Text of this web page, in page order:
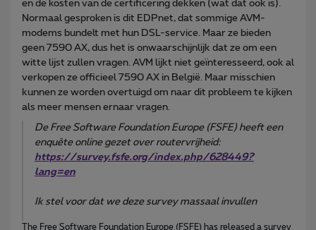
en de kosten van de certificering dekken (wat dat ook is).
Normaal gesproken is dit EDPnet, dat sommige AVM-
modems bundelt met hun DSL-service. Maar ze bieden
geen 7590 AX, dus het is onwaarschijnlijk dat ze om een
witte lijst zullen vragen. AVM lijkt niet geïnteresseerd, ook al
verkopen ze officieel 7590 AX in België. Maar misschien
kunnen ze worden overtuigd om naar dit probleem te kijken
als meer mensen ernaar vragen.
De Free Software Foundation Europe (FSFE) heeft een
enquête online gezet over routervrijheid:
https://survey.fsfe.org/index.php/628449?
lang=en
Ik stel voor dat we deze survey massaal invullen
The Free Software Foundation Europe (FSFE) has released a survey